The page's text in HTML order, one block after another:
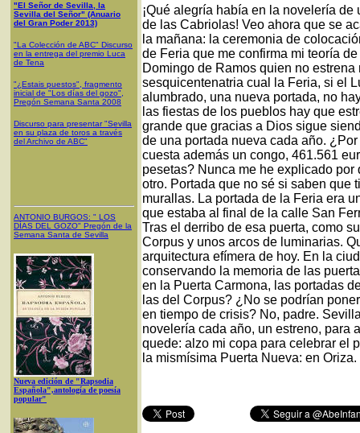
"El Señor de Sevilla, la
Sevilla del Señor" (Anuario
del Gran Poder 2013)
"La Colección de ABC" Discurso
en la entrega del premio Luca
de Tena
"¿Estais puestos", fragmento
inicial de "Los días del gozo",
Pregón Semana Santa 2008
Discurso para presentar "Sevilla
en su plaza de toros a través
del Archivo de ABC"
ANTONIO BURGOS: " LOS
DÍAS DEL GOZO" Pregón de la
Semana Santa de Sevilla
Nueva edición de "Rapsodia
Española",antología de poesía
popular"
¡Qué alegría había en la novelería
de las Cabriolas! Veo ahora que se
la mañana: la ceremonia de
de Feria que me confirma mi teoría
Domingo de Ramos quien no
sesquicentenatria cual la Feria, si el
alumbrado, una nueva portada, no
las fiestas de los pueblos hay que
grande que gracias a Dios sigue
de una portada nueva cada año.
cuesta además un congo, 461.561
pesetas? Nunca me he explicado
otro. Portada que no sé si saben que
murallas. La portada de la Feria era
que estaba al final de la calle San
Tras el derribo de esa puerta, como
Corpus y unos arcos de luminarias.
arquitectura efímera de hoy. En la
conservando la memoria de las
en la Puerta Carmona, las portadas
las del Corpus? ¿No se podrían
en tiempo de crisis? No, padre.
novelería cada año, un estreno, para
quede: alzo mi copa para celebrar el
la mismísima Puerta Nueva: en Oriza.